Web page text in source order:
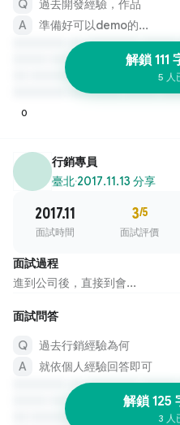
過去開發經驗，作品
準備好可以demo的...
解鎖 111
5 人
0
行銷專員
臺北·2017.11.13 分享
2017.11
面試時間
3/5
面試評價
面試過程
進到公司後，直接到會...
面試問答
過去行銷經驗為何
就依個人經驗回答即可
解鎖 125
3 人